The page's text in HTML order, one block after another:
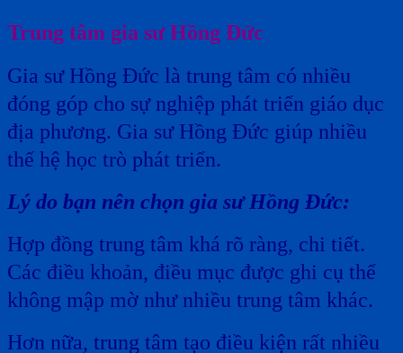
Trung tâm gia sư Hồng Đức
Gia sư Hồng Đức là trung tâm có nhiều
đóng góp cho sự nghiệp phát triển giáo dục
địa phương. Gia sư Hồng Đức giúp nhiều
thế hệ học trò phát triển.
Lý do bạn nên chọn gia sư Hồng Đức:
Hợp đồng trung tâm khá rõ ràng, chi tiết.
Các điều khoản, điều mục được ghi cụ thể
không mập mờ như nhiều trung tâm khác.
Hơn nữa, trung tâm tạo điều kiện rất nhiều